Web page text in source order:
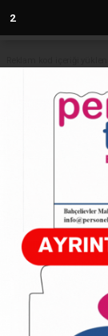
2
Anasayfa
KAPANDI